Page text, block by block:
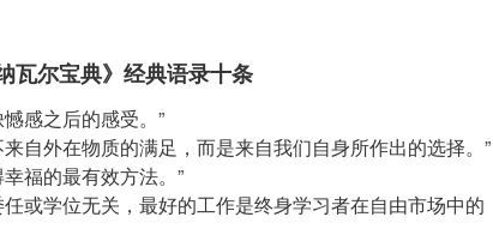
瓦尔宝典》经典语录十条
感之后的感受。”
自外在物质的满足，而是来自我们自身所作出的选择。”
福的最有效方法。”
任或学位无关，最好的工作是终身学习者在自由市场中的